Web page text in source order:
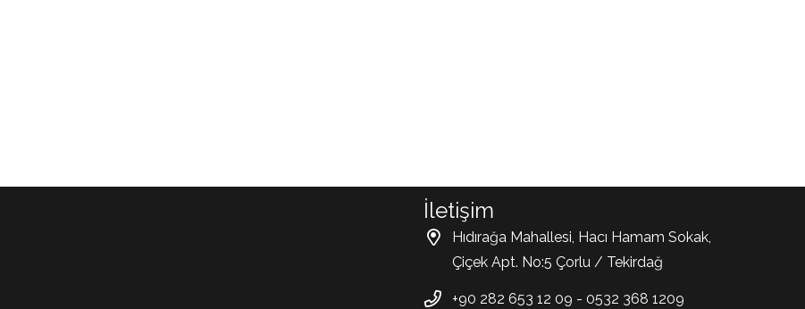
İletişim
Hıdırağa Mahallesi, Hacı Hamam Sokak,
Çiçek Apt. No:5 Çorlu / Tekirdağ
+90 282 653 12 09 - 0532 368 1209